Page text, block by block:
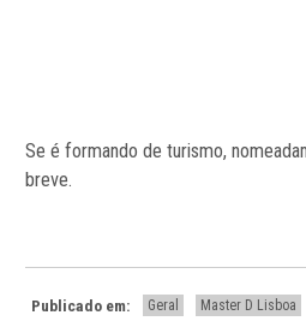
Se é formando de turismo,
breve.
Publicado em: Geral Master D Lisboa